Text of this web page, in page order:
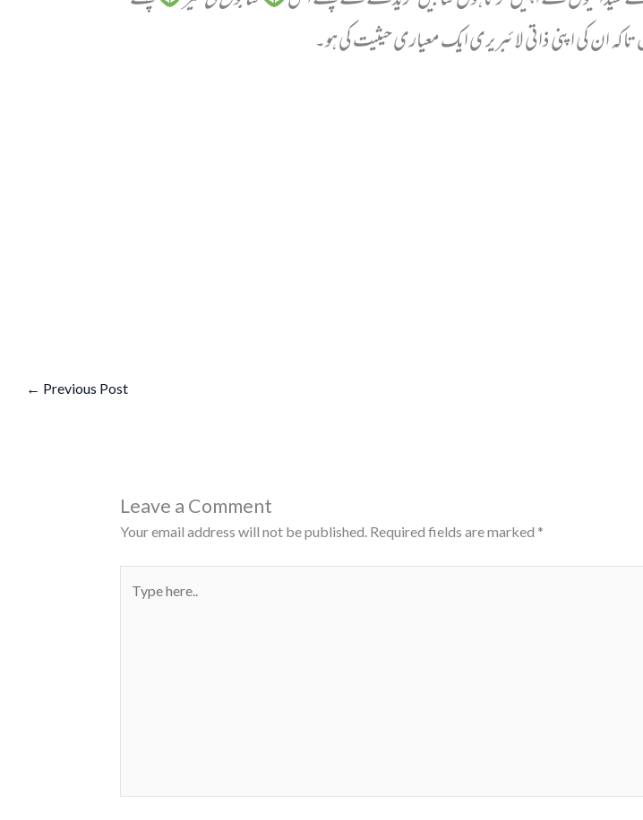
ان کی اپنی ذاتی لائبریری ایک معیاری حیثیت کی ہو۔
← Previous Post
Leave a Comment
Your email address will not be published. Required fields are marked *
here..